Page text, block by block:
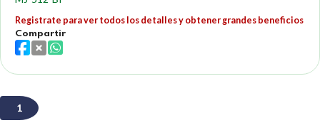
Registrate para ver todos los detalles y obtener grandes beneficios
Compartir
1